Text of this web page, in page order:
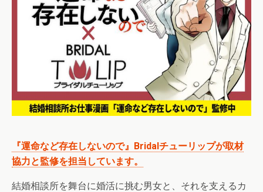
『運命など存在しないので』Bridalチューリップが取材
協力と監修を担当しています。
結婚相談所を舞台に婚活に挑む男女と、それを支えるカ